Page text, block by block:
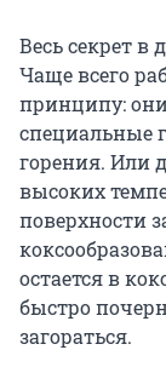
Весь секрет
Чаще всего
принципу:
специальные
горения. Или
высоких
поверхности
остается в
быстро
загораться.